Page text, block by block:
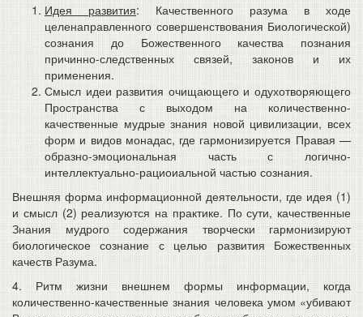
Идея развития: Качественного разума в ходе
целенаправленного совершенствования Биологической)
сознания до Божественного качества познания
причинно-следственных связей, законов и их
применения.
Смысл идеи развития очищающего и одухотворяющего
Пространства с выходом на количественно-
качественные мудрые знания новой цивилизации, всех
форм и видов монадас, где гармонизируется Правая —
образно-эмоциональная часть с логично-
интеллектуально-рациоиальной частью сознания.
Внешняя форма информационной деятельности, где идея (1)
и смысл (2) реализуются на практике. По сути, качественные
Знания мудрого содержания творчески гармонизируют
биологическое сознание с целью развития Божественных
качеств Разума.
4. Ритм жизни внешнем формы информации, когда
количественно-качественные знания человека умом «убивают